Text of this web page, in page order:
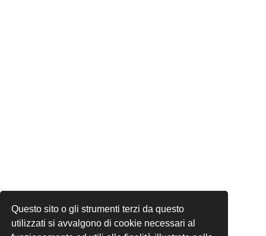
Questo sito o gli strumenti terzi da questo
utilizzati si avvalgono di cookie necessari al